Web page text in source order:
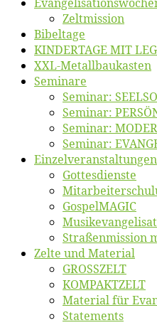
Zelt­mis­si­on
Bi­bel­ta­ge
KINDERTAGE MIT
XXL-Me­tall­bau­kas­ten
Se­mi­na­re
Se­mi­nar:
Se­mi­nar:
Se­mi­nar:
Se­mi­nar:
Ein­zel­ver­an­stal­tun­gen
Got­tes­diens­te
Gos­pel­MA­GIC
Stra­ßen­mis­si­on
Zel­te und Material
GROSSZELT
KOMPAKTZELT
Ma­te­ri­al für
State­ments